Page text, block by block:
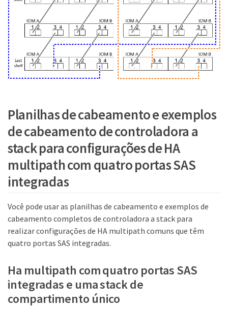
Planilhas de cabeamento e exemplos
de cabeamento de controladora a
stack para configurações de HA
multipath com quatro portas SAS
integradas
Você pode usar as planilhas de cabeamento e exemplos de
cabeamento completos de controladora a stack para
realizar configurações de HA multipath comuns que têm
quatro portas SAS integradas.
Ha multipath com quatro portas SAS
integradas e uma stack de
compartimento único